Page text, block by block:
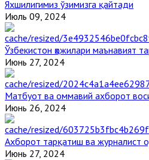
Яхшилигимиз ўзимизга қайтади
Июль 09, 2024
Ўзбекистон ҳожилари маънавият
Июнь 27, 2024
Матбуот ва оммавий ахборот
Июнь 26, 2024
Ахборот тарқатиш ва журналист
Июнь 27, 2024